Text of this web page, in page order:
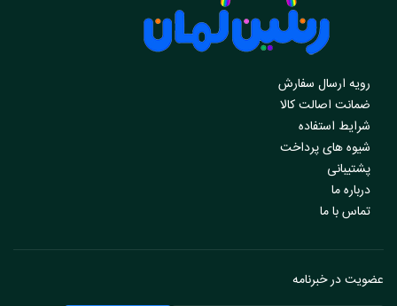
رویه ارسال سفارش
ضمانت اصالت کالا
شرایط استفاده
شیوه های پرداخت
پشتیبانی
درباره ما
تماس با ما
عضویت در خبرنامه